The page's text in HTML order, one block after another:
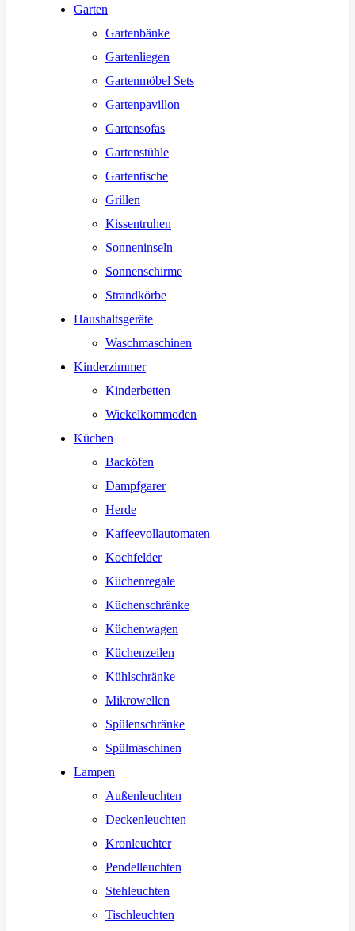
Garten
Gartenbänke
Gartenliegen
Gartenmöbel Sets
Gartenpavillon
Gartensofas
Gartenstühle
Gartentische
Grillen
Kissentruhen
Sonneninseln
Sonnenschirme
Strandkörbe
Haushaltsgeräte
Waschmaschinen
Kinderzimmer
Kinderbetten
Wickelkommoden
Küchen
Backöfen
Dampfgarer
Herde
Kaffeevollautomaten
Kochfelder
Küchenregale
Küchenschränke
Küchenwagen
Küchenzeilen
Kühlschränke
Mikrowellen
Spülenschränke
Spülmaschinen
Lampen
Außenleuchten
Deckenleuchten
Kronleuchter
Pendelleuchten
Stehleuchten
Tischleuchten